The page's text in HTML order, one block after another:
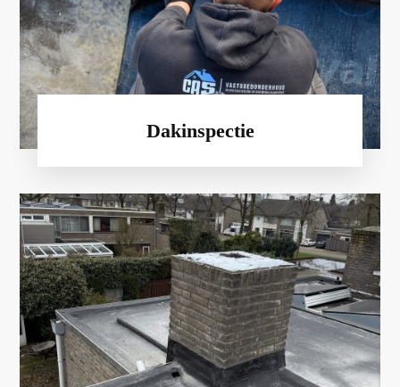
Dakinspectie